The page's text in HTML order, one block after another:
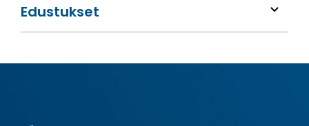
Edustukset